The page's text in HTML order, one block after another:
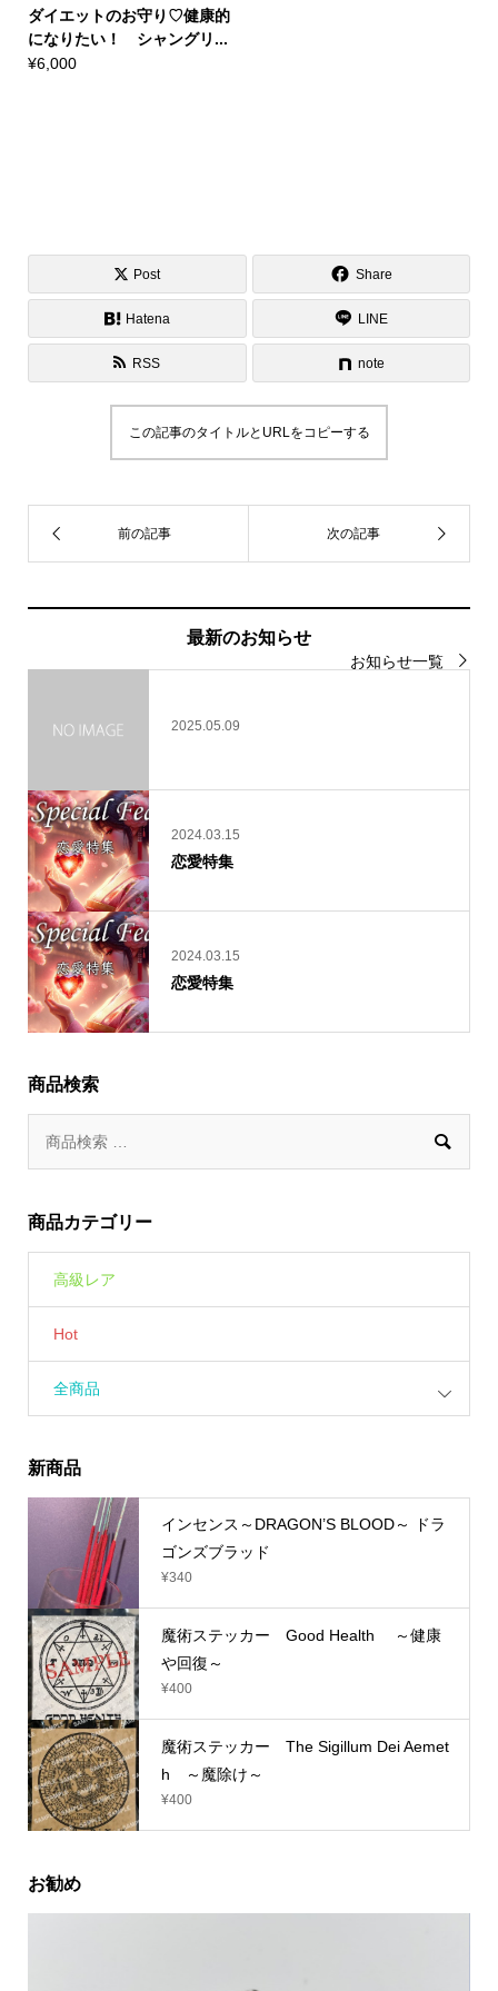
ダイエットのお守り♡健康的
になりたい！ シャングリ...
¥6,000
Post Share
Hatena LINE
RSS note
この記事のタイトルとURLをコピーする
最新のお知らせ
お知らせ一覧
2025.05.09
2024.03.15
恋愛特集
2024.03.15
恋愛特集
商品検索

商品カテゴリー
高級レア
Hot
全商品
新商品
インセンス～DRAGON’S BLOOD～ ドラ
ゴンズブラッド
¥340
魔術ステッカー Good Health ～健康
や回復～
¥400
魔術ステッカー The Sigillum Dei Aemet
h ～魔除け～
¥400
お勧め